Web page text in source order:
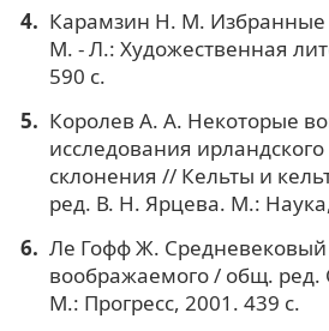
Карамзин Н. М. Избранные
М. - Л.: Художественная
590 с.
Королев А. А. Некоторые
исследования
склонения // Кельты и
ред. В. Н. Ярцева. М.:
Ле Гофф Ж.
воображаемого / общ. ред.
М.: Прогресс, 2001. 439 с.